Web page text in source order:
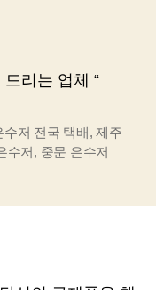
리는 업체 “
수저 전국 택배 ,제주
수저 , 중문 은수저